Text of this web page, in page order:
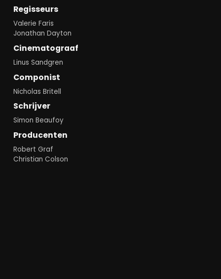
Regisseurs
Valerie Faris
Jonathan Dayton
Cinematograaf
Linus Sandgren
Componist
Nicholas Britell
Schrijver
Simon Beaufoy
Producenten
Robert Graf
Christian Colson